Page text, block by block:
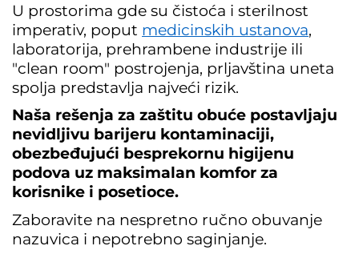
U prostorima gde su čistoća i sterilnost
imperativ, poput medicinskih ustanova,
laboratorija, prehrambene industrije ili
"clean room" postrojenja, prljavština uneta
spolja predstavlja najveći rizik.
Naša rešenja za zaštitu obuće postavljaju
nevidljivu barijeru kontaminaciji,
obezbeđujući besprekornu higijenu
podova uz maksimalan komfor za
korisnike i posetioce.
Zaboravite na nespretno ručno obuvanje
nazuvica i nepotrebno saginjanje.